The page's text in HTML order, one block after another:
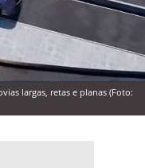
largas, retas e planas (Foto: